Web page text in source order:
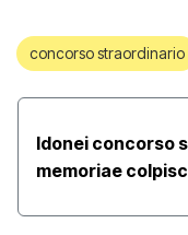
concorso straordinario
Idonei concorso
memoriae